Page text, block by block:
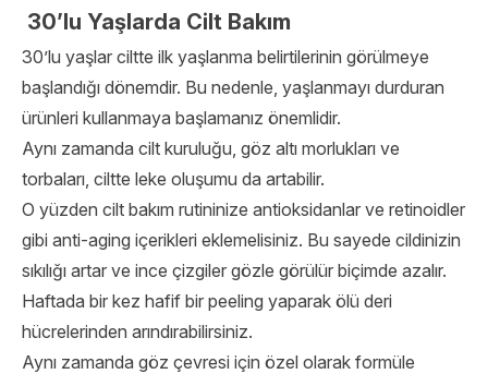
30’lu Yaşlarda Cilt Bakım
30’lu yaşlar ciltte ilk yaşlanma belirtilerinin görülmeye
başlandığı dönemdir. Bu nedenle, yaşlanmayı durduran
ürünleri kullanmaya başlamanız önemlidir.
Aynı zamanda cilt kuruluğu, göz altı morlukları ve
torbaları, ciltte leke oluşumu da artabilir.
O yüzden cilt bakım rutininize antioksidanlar ve retinoidler
gibi anti-aging içerikleri eklemelisiniz. Bu sayede cildinizin
sıkılığı artar ve ince çizgiler gözle görülür biçimde azalır.
Haftada bir kez hafif bir peeling yaparak ölü deri
hücrelerinden arındırabilirsiniz.
Aynı zamanda göz çevresi için özel olarak formüle